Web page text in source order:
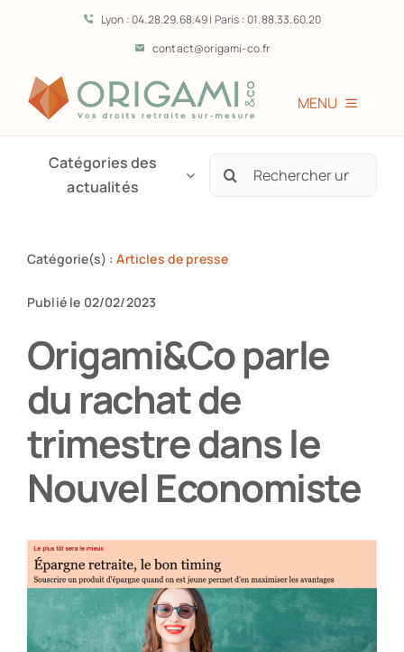
contenu
Lyon : 04.28.29.68.49 | Paris : 01.88.33.60.20
contact@origami-co.fr
MENU
Vous êtes?
Témoignages
Partenaires
Recrutement
Actualités
Contact
Catégories des
actualités
Rechercher:
Catégorie(s) :Articles de presse
Publié le 02/02/2023
Origami&Co parle
du rachat de
trimestre dans le
Nouvel Economiste